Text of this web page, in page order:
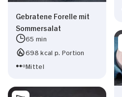
Gebratene Forelle mit
Sommersalat
65 min
698 kcal p. Portion
Mittel